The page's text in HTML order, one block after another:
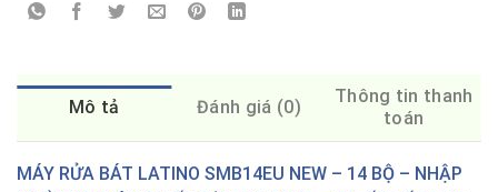
Mô tả Đánh giá (0)
Thông tin thanh
toán
MÁY RỬA BÁT LATINO SMB14EU NEW – 14 BỘ – NHẬP